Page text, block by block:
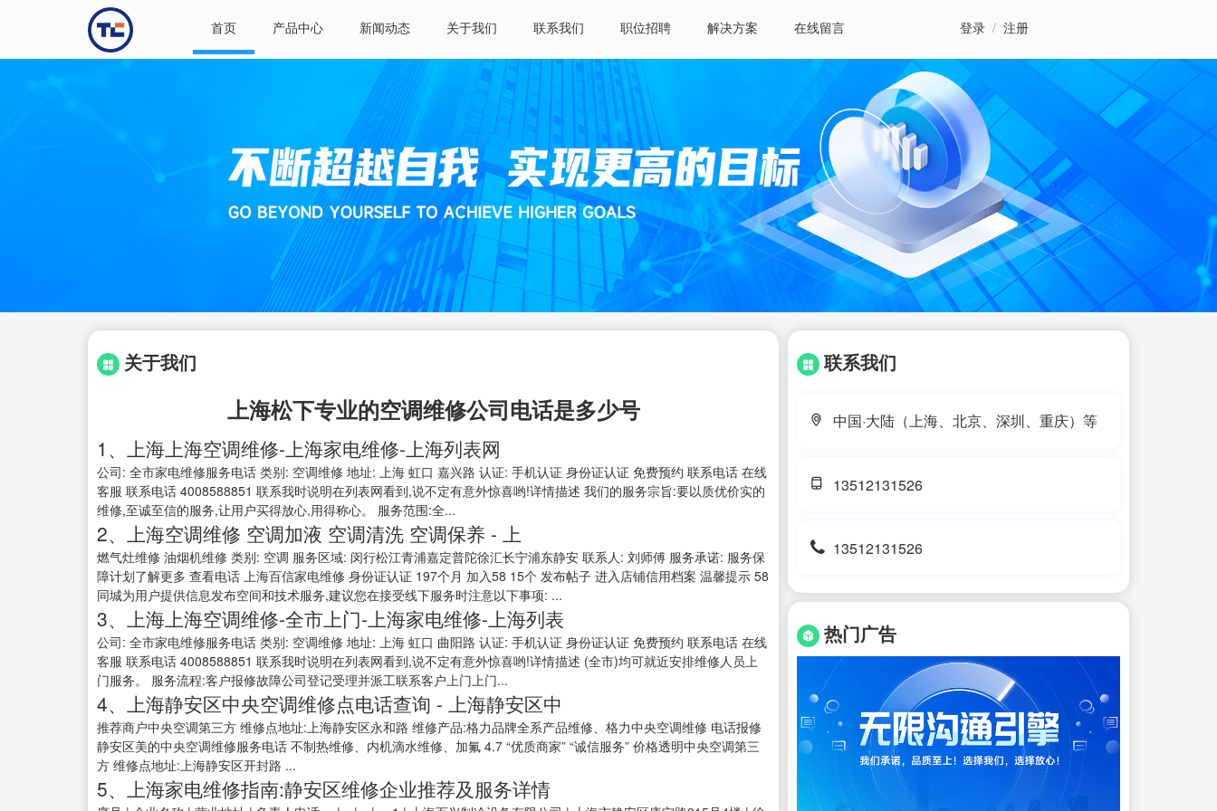
首页 产品中心 新闻动态 关于我们 联系我们 职位招聘 解决方案 在线留言 登录 / 注册
关于我们
上海松下专业的空调维修公司电话是多少号
1、上海上海空调维修-上海家电维修-上海列表网
公司: 全市家电维修服务电话 类别: 空调维修 地址: 上海 虹口 嘉兴路 认证: 手机认证 身份证认证 免费预约 联系电话 在线
客服 联系电话 4008588851 联系我时说明在列表网看到,说不定有意外惊喜哟!详情描述 我们的服务宗旨:要以质优价实的
维修,至诚至信的服务,让用户买得放心,用得称心。 服务范围:全...
2、上海空调维修 空调加液 空调清洗 空调保养 - 上
燃气灶维修 油烟机维修 类别: 空调 服务区域: 闵行松江青浦嘉定普陀徐汇长宁浦东静安 联系人: 刘师傅 服务承诺: 服务保
障计划了解更多 查看电话 上海百信家电维修 身份证认证 197个月 加入58 15个 发布帖子 进入店铺信用档案 温馨提示 58
同城为用户提供信息发布空间和技术服务,建议您在接受线下服务时注意以下事项: ...
3、上海上海空调维修-全市上门-上海家电维修-上海列表
公司: 全市家电维修服务电话 类别: 空调维修 地址: 上海 虹口 曲阳路 认证: 手机认证 身份证认证 免费预约 联系电话 在线
客服 联系电话 4008588851 联系我时说明在列表网看到,说不定有意外惊喜哟!详情描述 (全市)均可就近安排维修人员上
门服务。 服务流程:客户报修故障公司登记受理并派工联系客户上门上门...
4、上海静安区中央空调维修点电话查询 - 上海静安区中
推荐商户中央空调第三方 维修点地址:上海静安区永和路 维修产品:格力品牌全系产品维修、格力中央空调维修 电话报修
静安区美的中央空调维修服务电话 不制热维修、内机滴水维修、加氟 4.7 “优质商家” “诚信服务” 价格透明中央空调第三
方 维修点地址:上海静安区开封路 ...
5、上海家电维修指南:静安区维修企业推荐及服务详情
联系我们
中国·大陆（上海、北京、深圳、重庆）等
13512131526
13512131526
热门广告